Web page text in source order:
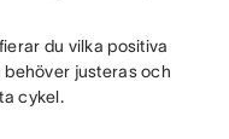
du vilka positiva
behöver justeras och
cykel.